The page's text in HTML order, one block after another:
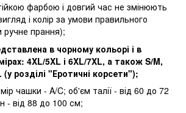
фарбою і довгий час не змінюють
і колір за умови правильного
ручне прання);
в чорному кольорі і в
4XL/5XL і 6XL/7XL, а також S/M,
(у розділі "Еротичні корсети");
чашки - A/C; об'єм талії - від 60 до 72
- від 88 до 100 см;